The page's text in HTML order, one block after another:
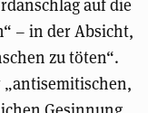
auf die
– in der Absicht,
zu töten“.
„antisemitischen,